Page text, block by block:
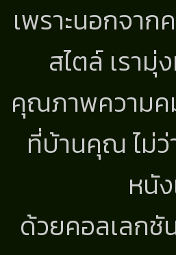
เพราะนอกจา
สไตล์ เรา
คุณภาพความค
ที่บ้านคุณ ไม่ว่
หนั
ด้วยคอลเลกชั